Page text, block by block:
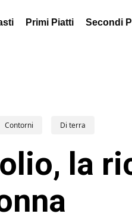
Primi Piatti Secondi
Contorni Di terra
la